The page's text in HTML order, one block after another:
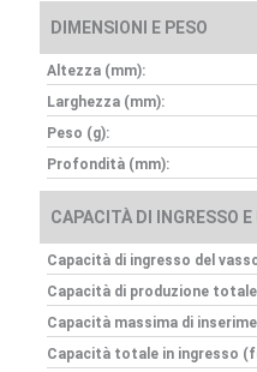
DIMENSIONI E PESO
Altezza (mm):
Larghezza (mm):
Peso (g):
Profondità (mm):
CAPACITÀ DI INGRESSO
Capacità di ingresso del
Capacità di produzione
Capacità massima di
Capacità totale in ingresso